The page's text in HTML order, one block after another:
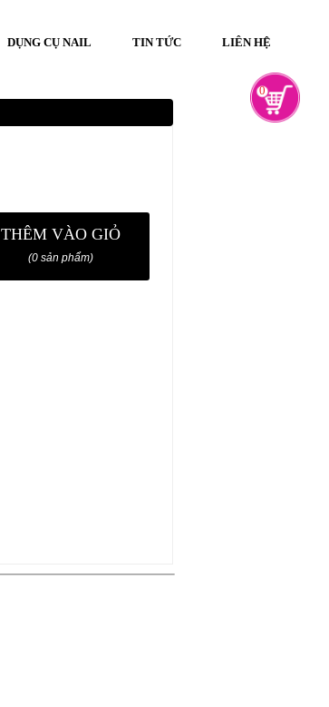
0
DỤNG CỤ NAIL TIN TỨC LIÊN HỆ
THÊM VÀO GIỎ
(0 sản phẩm)